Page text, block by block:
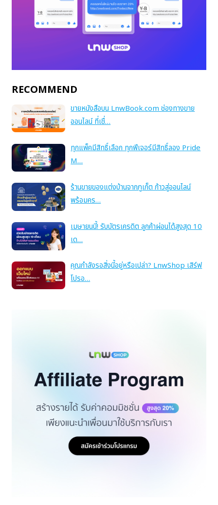
RECOMMEND
ขายหนังสือบน LnwBook.com ช่องทางขาย
ออนไลน์ ที่เชื่…
ทุกแพ็คมีสิทธิ์เลือก ทุกฟีเจอร์มีสิทธิ์ลอง Pride
M…
ร้านขายของแต่งบ้านจากภูเก็ต ก้าวสู่ออนไลน์
พร้อมคร…
เมษายนนี้! รับบัตรเครดิต ลูกค้าผ่อนได้สูงสุด 10
เด…
คุณกำลังรอสิ่งนี้อยู่หรือเปล่า? LnwShop เสิร์ฟ
โปรอ…